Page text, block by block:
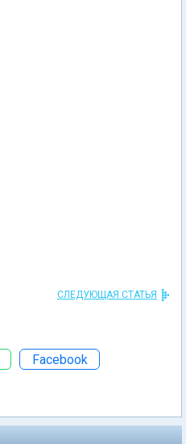
СЛЕДУЮЩАЯ СТАТЬЯ
Facebook